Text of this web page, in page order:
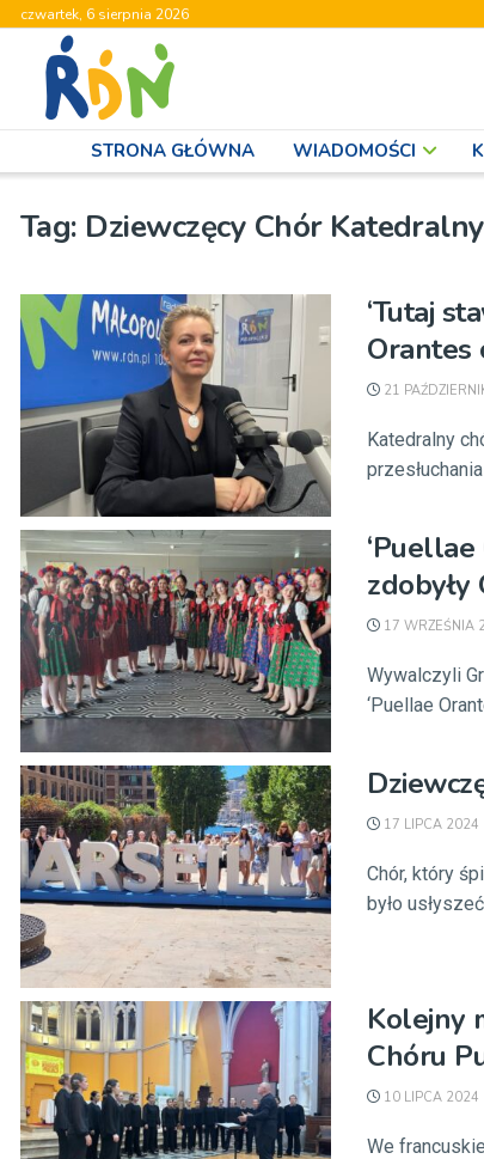
czwartek, 6 sierpnia 2026
STRONA GŁÓWNA WIADOMOŚCI
Tag: Dziewczęcy Chór
‘Tutaj
Orantes
21
Katedralny
17 WRZEŚNIA
Wywalczyli
‘Puellae
17 LIPCA 2024
Chór, który
było
Kolejny
Chóru
10 LIPCA 2024
We